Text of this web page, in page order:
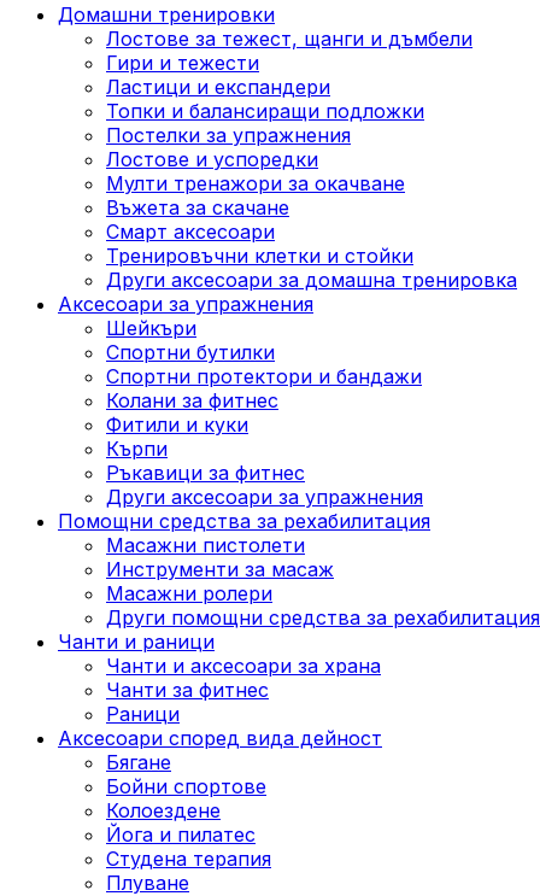
Домашни тренировки
Лостове за тежест, щанги и дъмбели
Гири и тежести
Ластици и експандери
Топки и балансиращи подложки
Постелки за упражнения
Лостове и успоредки
Мулти тренажори за окачване
Въжета за скачане
Смарт аксесоари
Тренировъчни клетки и стойки
Други аксесоари за домашна тренировка
Аксесоари за упражнения
Шейкъри
Спортни бутилки
Спортни протектори и бандажи
Колани за фитнес
Фитили и куки
Кърпи
Ръкавици за фитнес
Други аксесоари за упражнения
Помощни средства за рехабилитация
Масажни пистолети
Инструменти за масаж
Масажни ролери
Други помощни средства за рехабилитация
Чанти и раници
Чанти и аксесоари за храна
Чанти за фитнес
Раници
Аксесоари според вида дейност
Бягане
Бойни спортове
Колоездене
Йога и пилатес
Студена терапия
Плуване